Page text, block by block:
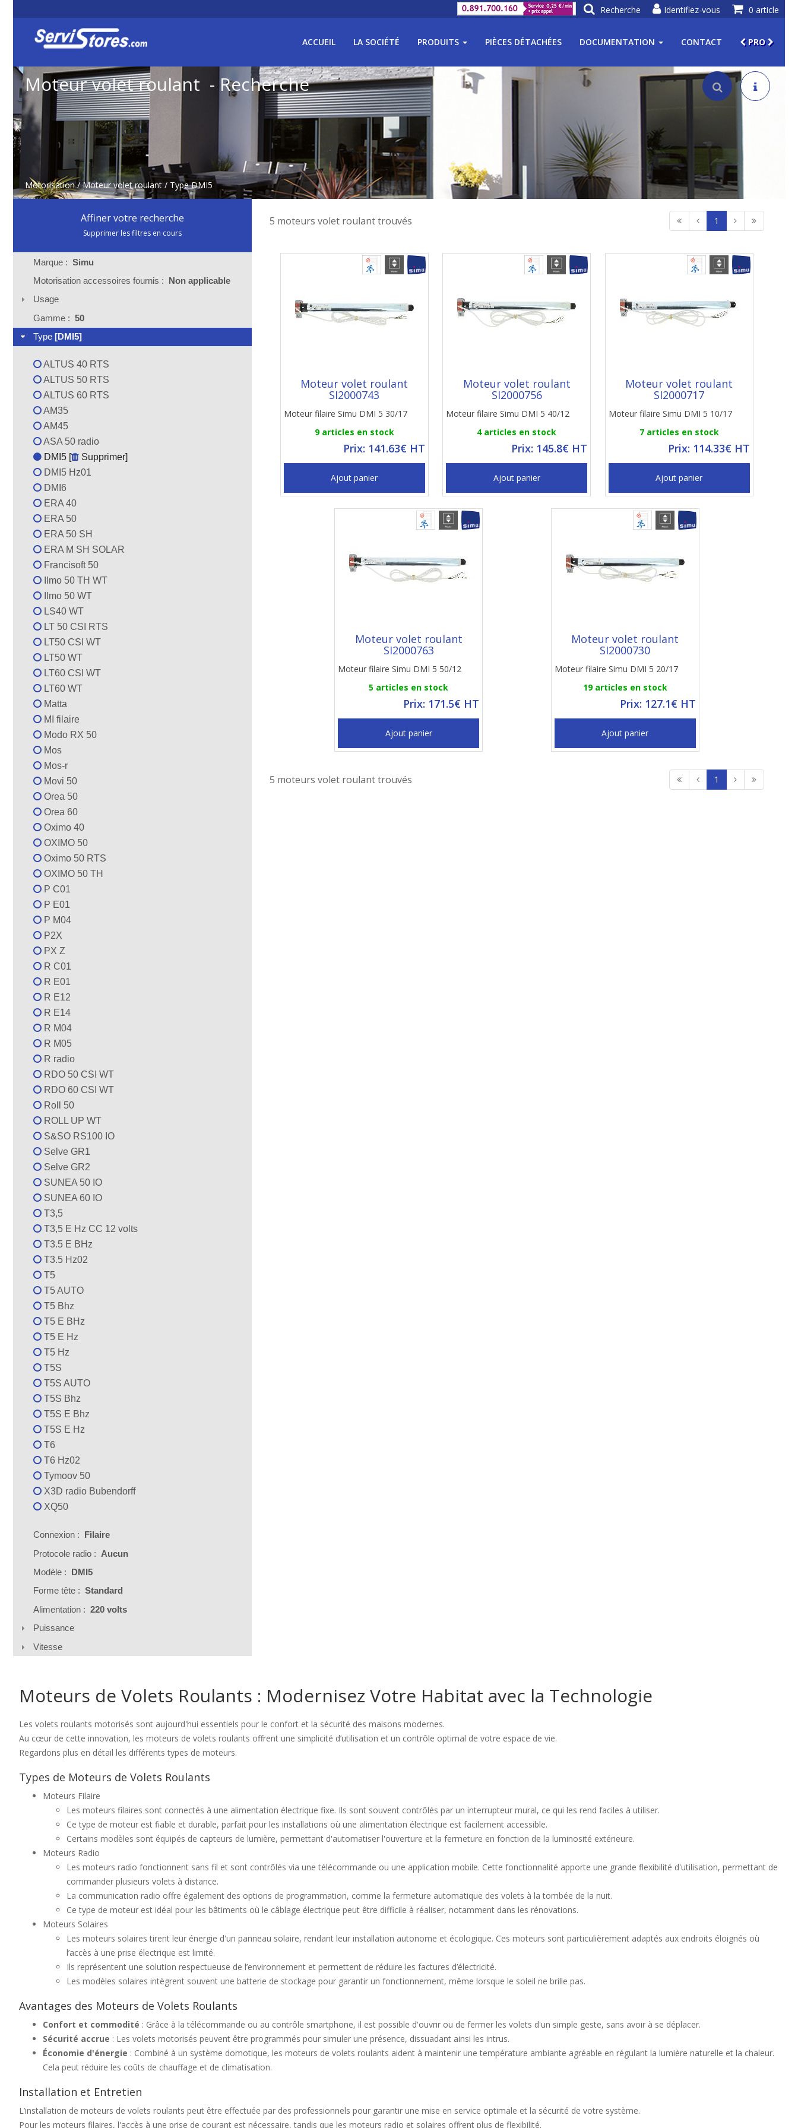
0 article
Identifiez-vous
Recherche
ACCUEIL LA SOCIÉTÉ PRODUITS PIÈCES DÉTACHÉES DOCUMENTATION CONTACT PRO
Moteur volet roulant - Recherche
Motorisation /Moteur volet roulant / Type DMI5
Affiner votre recherche
Supprimer les filtres en cours
Marque : Simu
Motorisation accessoires fournis : Non applicable
Usage
Gamme : 50
Type [DMI5]
ALTUS 40 RTS
ALTUS 50 RTS
ALTUS 60 RTS
AM35
AM45
ASA 50 radio
DMI5 [
Supprimer]
DMI5 Hz01
DMI6
ERA 40
ERA 50
ERA 50 SH
ERA M SH SOLAR
Francisoft 50
Ilmo 50 TH WT
Ilmo 50 WT
LS40 WT
LT 50 CSI RTS
LT50 CSI WT
LT50 WT
LT60 CSI WT
LT60 WT
Matta
MI filaire
Modo RX 50
Mos
Mos-r
Movi 50
Orea 50
Orea 60
Oximo 40
OXIMO 50
Oximo 50 RTS
OXIMO 50 TH
P C01
P E01
P M04
P2X
PX Z
R C01
R E01
R E12
R E14
R M04
R M05
R radio
RDO 50 CSI WT
RDO 60 CSI WT
Roll 50
ROLL UP WT
S&SO RS100 IO
Selve GR1
Selve GR2
SUNEA 50 IO
SUNEA 60 IO
T3,5
T3,5 E Hz CC 12 volts
T3.5 E BHz
T3.5 Hz02
T5
T5 AUTO
T5 Bhz
T5 E BHz
T5 E Hz
T5 Hz
T5S
T5S AUTO
T5S Bhz
T5S E Bhz
T5S E Hz
T6
T6 Hz02
Tymoov 50
X3D radio Bubendorff
XQ50
Connexion : Filaire
Protocole radio : Aucun
Modèle : DMI5
Forme tête : Standard
Alimentation : 220 volts
Puissance
Vitesse
5 moteurs volet roulant trouvés 1
Moteur volet roulant
SI2000743
Moteur filaire Simu DMI 5 30/17
9 articles en stock
Prix: 141.63€ HT
Ajout panier
Moteur volet roulant
SI2000756
Moteur filaire Simu DMI 5 40/12
4 articles en stock
Prix: 145.8€ HT
Ajout panier
Moteur volet roulant
SI2000717
Moteur filaire Simu DMI 5 10/17
7 articles en stock
Prix: 114.33€ HT
Ajout panier
Moteur volet roulant
SI2000763
Moteur filaire Simu DMI 5 50/12
5 articles en stock
Prix: 171.5€ HT
Ajout panier
Moteur volet roulant
SI2000730
Moteur filaire Simu DMI 5 20/17
19 articles en stock
Prix: 127.1€ HT
Ajout panier
5 moteurs volet roulant trouvés 1
Moteurs de Volets Roulants : Modernisez Votre Habitat avec la Technologie
Les volets roulants motorisés sont aujourd'hui essentiels pour le confort et la sécurité des maisons modernes.
Au cœur de cette innovation, les moteurs de volets roulants offrent une simplicité d’utilisation et un contrôle optimal de votre espace de vie.
Regardons plus en détail les différents types de moteurs.
Types de Moteurs de Volets Roulants
Moteurs Filaire
Les moteurs filaires sont connectés à une alimentation électrique fixe. Ils sont souvent contrôlés par un interrupteur mural, ce qui les rend faciles à utiliser.
Ce type de moteur est fiable et durable, parfait pour les installations où une alimentation électrique est facilement accessible.
Certains modèles sont équipés de capteurs de lumière, permettant d'automatiser l'ouverture et la fermeture en fonction de la luminosité extérieure.
Moteurs Radio
Les moteurs radio fonctionnent sans fil et sont contrôlés via une télécommande ou une application mobile. Cette fonctionnalité apporte une grande flexibilité d'utilisation, permettant de
commander plusieurs volets à distance.
La communication radio offre également des options de programmation, comme la fermeture automatique des volets à la tombée de la nuit.
Ce type de moteur est idéal pour les bâtiments où le câblage électrique peut être difficile à réaliser, notamment dans les rénovations.
Moteurs Solaires
Les moteurs solaires tirent leur énergie d'un panneau solaire, rendant leur installation autonome et écologique. Ces moteurs sont particulièrement adaptés aux endroits éloignés où
l’accès à une prise électrique est limité.
Ils représentent une solution respectueuse de l’environnement et permettent de réduire les factures d’électricité.
Les modèles solaires intègrent souvent une batterie de stockage pour garantir un fonctionnement, même lorsque le soleil ne brille pas.
Avantages des Moteurs de Volets Roulants
Confort et commodité : Grâce à la télécommande ou au contrôle smartphone, il est possible d'ouvrir ou de fermer les volets d'un simple geste, sans avoir à se déplacer.
Sécurité accrue : Les volets motorisés peuvent être programmés pour simuler une présence, dissuadant ainsi les intrus.
Économie d'énergie : Combiné à un système domotique, les moteurs de volets roulants aident à maintenir une température ambiante agréable en régulant la lumière naturelle et la chaleur.
Cela peut réduire les coûts de chauffage et de climatisation.
Installation et Entretien
L’installation de moteurs de volets roulants peut être effectuée par des professionnels pour garantir une mise en service optimale et la sécurité de votre système.
Pour les moteurs filaires, l'accès à une prise de courant est nécessaire, tandis que les moteurs radio et solaires offrent plus de flexibilité.